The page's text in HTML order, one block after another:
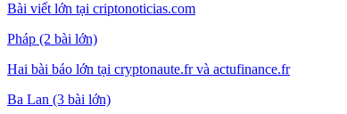
Bài viết lớn tại criptonoticias.com
Pháp (2 bài lớn)
Hai bài báo lớn tại cryptonaute.fr và actufinance.fr
Ba Lan (3 bài lớn)